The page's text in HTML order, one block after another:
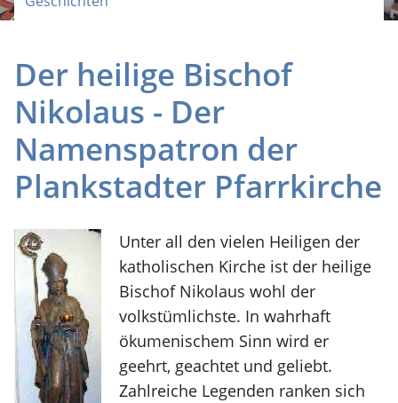
Der heilige Bischof
Nikolaus - Der
Namenspatron der
Plankstadter Pfarrkirche
Unter all den vielen Heiligen der
katholischen Kirche ist der heilige
Bischof Nikolaus wohl der
volkstümlichste. In wahrhaft
ökumenischem Sinn wird er
geehrt, geachtet und geliebt.
Zahlreiche Legenden ranken sich